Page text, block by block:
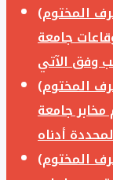
المختوم)
جامعة
المختوم)
مخابر جامعة
المختوم)